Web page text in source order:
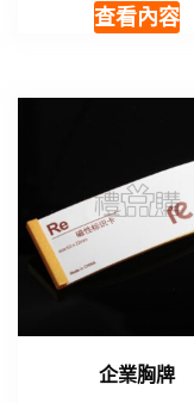
查看內容
企業胸牌